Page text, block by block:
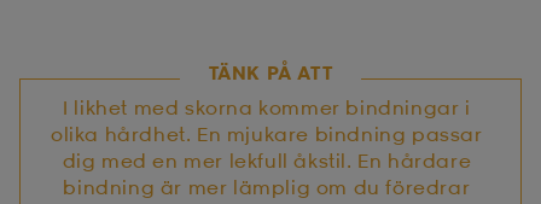
TÄNK PÅ ATT
I likhet med skorna kommer bindningar i
olika hårdhet. En mjukare bindning passar
dig med en mer lekfull åkstil. En hårdare
bindning är mer lämplig om du föredrar